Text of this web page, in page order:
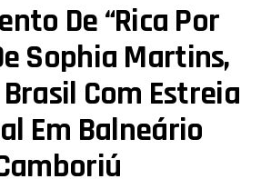
De “Rica Por
Sophia Martins,
Com Estreia
Em Balneário